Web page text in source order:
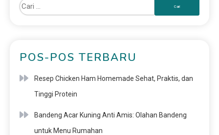
POS-POS TERBARU
Resep Chicken Ham Homemade Sehat, Praktis, dan
Tinggi Protein
Bandeng Acar Kuning Anti Amis: Olahan Bandeng
untuk Menu Rumahan